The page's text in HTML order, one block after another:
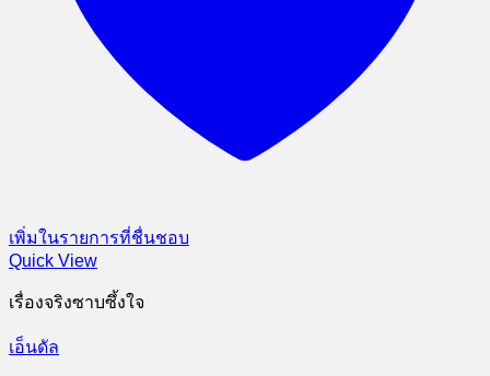
เพิ่มในรายการที่ชื่นชอบ
Quick View
เรื่องจริงซาบซึ้งใจ
เอ็นดัล